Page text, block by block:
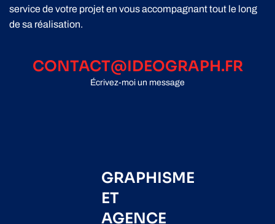
service de votre projet en vous accompagnant tout le long
de sa réalisation.
CONTACT@IDEOGRAPH.FR
Écrivez-moi un message
GRAPHISME
ET
AGENCE